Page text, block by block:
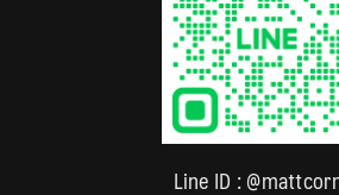
Line ID :